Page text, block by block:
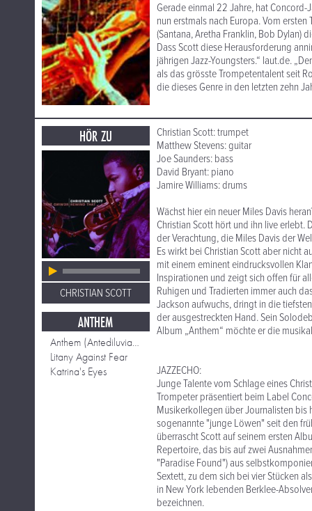
Gerade einmal 22 Jahre, hat
nun erstmals nach Europa. Vom
(Santana, Aretha Franklin, Bob Dylan)
Dass Scott diese Herausforderung
jährigen Jazz-Youngsters.“ laut.de.
als das grösste Trompetentalent seit
die dieses Genre in den letzten zehn
HÖR ZU
CHRISTIAN SCOTT
ANTHEM
Anthem (Antediluvian Adaptation)
Litany Against Fear
Katrina's Eyes
Christian Scott: trumpet
Matthew Stevens: guitar
Joe Saunders: bass
David Bryant: piano
Jamire Williams: drums
Wächst hier ein neuer Miles Davis
Christian Scott hört und ihn live erlebt.
der Verachtung, die Miles Davis der
Es wirkt bei Christian Scott aber nicht
mit einem eminent eindrucksvollen
Inspirationen und zeigt sich offen für
Ruhigen und Tradierten immer auch
Jackson aufwuchs, dringt in die
der ausgestreckten Hand. Sein
Album „Anthem“ möchte er die
JAZZECHO:
Junge Talente vom Schlage eines
Trompeter präsentiert beim Label
Musikerkollegen über Journalisten bis
sogenannte "junge Löwen" seit den
überrascht Scott auf seinem ersten
Repertoire, das bis auf zwei
"Paradise Found") aus
Sextett, zu dem sich bei vier Stücken
in New York lebenden Berklee-
bezeichnen.